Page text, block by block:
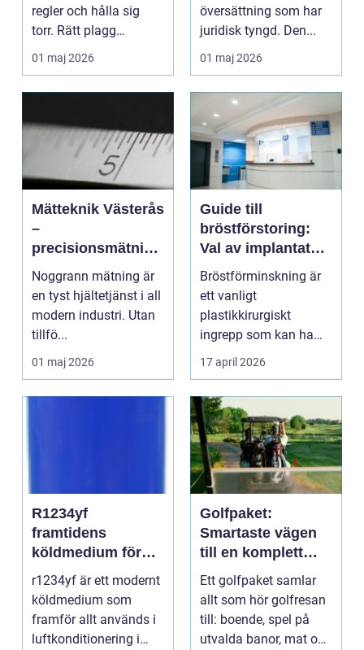
regler och hålla sig
torr. Rätt plagg
påverkar hur länge...
01 maj 2026
översättning som har
juridisk tyngd. Den...
01 maj 2026
Mätteknik Västerås
–
precisionsmätning
som stärker
industrin
Noggrann mätning är
en tyst hjältetjänst i all
modern industri. Utan
tillfö...
01 maj 2026
Guide till
bröstförstoring:
Val av implantat
och metod
Bröstförminskning är
ett vanligt
plastikkirurgiskt
ingrepp som kan ha
stor positiv in...
17 april 2026
R1234yf
framtidens
köldmedium för
bil-ac och
komfortkyla
r1234yf är ett modernt
köldmedium som
framför allt används i
luftkonditionering i
Golfpaket:
Smartaste vägen
till en komplett
golfupplevelse
Ett golfpaket samlar
allt som hör golfresan
till: boende, spel på
utvalda banor, mat och